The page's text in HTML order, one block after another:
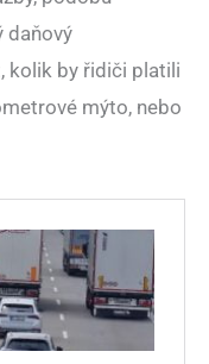
daňový
kolik by řidiči platili
mýto, nebo